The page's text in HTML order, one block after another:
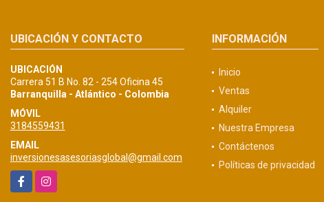
UBICACIÓN Y CONTACTO
UBICACIÓN
Carrera 51 B No. 82 - 254 Oficina 45
Barranquilla - Atlántico - Colombia
MÓVIL
3184559431
EMAIL
inversionesasesoriasglobal@gmail.com
FacebookInstagram
INFORMACIÓN
Inicio
Ventas
Alquiler
Nuestra Empresa
Contáctenos
Políticas de privacidad